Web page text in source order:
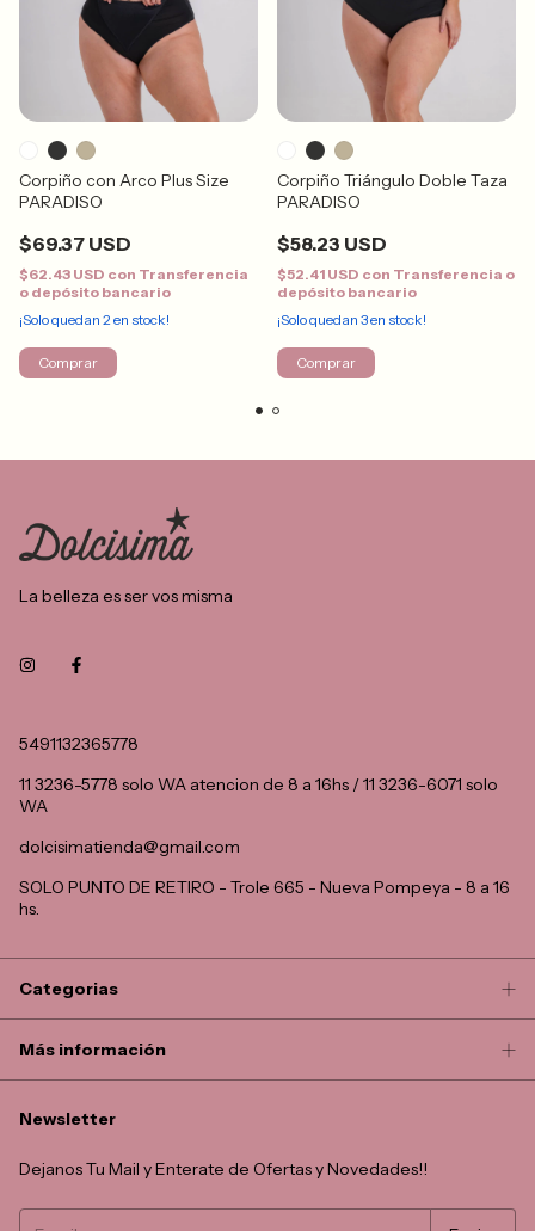
Corpiño con Arco Plus Size
PARADISO
$69.37 USD
$62.43 USD con Transferencia
o depósito bancario
¡Solo quedan 2en stock!
Comprar
Corpiño Triángulo Doble Taza
PARADISO
$58.23 USD
$52.41 USD con Transferencia o
depósito bancario
¡Solo quedan 3en stock!
Comprar
La belleza es ser vos misma
5491132365778
11 3236-5778 solo WA atencion de 8 a 16hs / 11 3236-6071 solo
WA
dolcisimatienda@gmail.com
SOLO PUNTO DE RETIRO - Trole 665 - Nueva Pompeya - 8 a 16
hs.
Categorias
Más información
Newsletter
Dejanos Tu Mail y Enterate de Ofertas y Novedades!!